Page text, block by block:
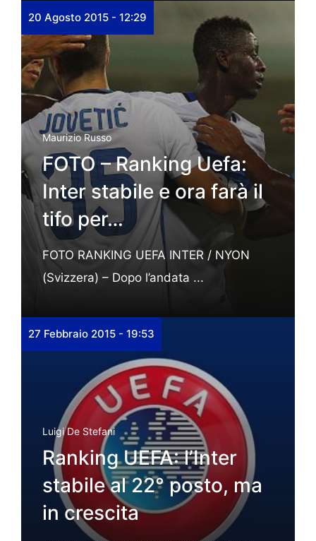
20 Agosto 2015 - 12:29
Maurizio Russo
FOTO – Ranking Uefa:
Inter stabile e ora farà il
tifo per…
FOTO RANKING UEFA INTER / NYON
(Svizzera) – Dopo l’andata ...
27 Febbraio 2015 - 19:53
Luigi De Stefani
Ranking UEFA: l’Inter
stabile al 22° posto, ma
in crescita